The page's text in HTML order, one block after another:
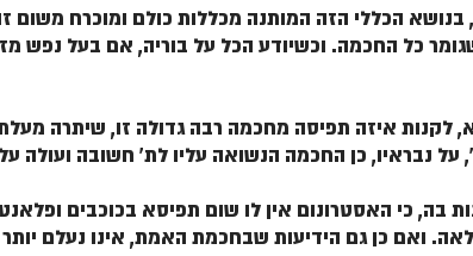
הכללי הזה המותנה מכללות כולם ומוכרח משום
כל החכמה. וכשיודע הכל על בוריה, אם בעל נפש
לקנות איזה תפיסה מחכמה רבה גדולה זו, שיתרה
על נבראיו, כן החכמה הנשואה עליו לת' חשובה ועולה
בה, כי האסטרונום אין לו שום תפיסא בכוכבים
ואם כן גם הידיעות שבחכמת האמת, אינו נעלם